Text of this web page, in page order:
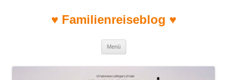
♥ Familienreiseblog ♥
Menü